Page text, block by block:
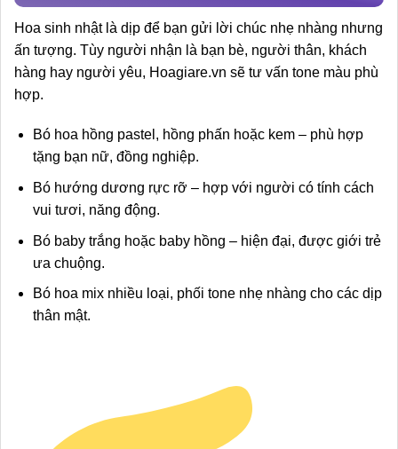
Hoa sinh nhật là dịp để bạn gửi lời chúc nhẹ nhàng nhưng
ấn tượng. Tùy người nhận là bạn bè, người thân, khách
hàng hay người yêu, Hoagiare.vn sẽ tư vấn tone màu phù
hợp.
Bó hoa hồng pastel, hồng phấn hoặc kem – phù hợp
tặng bạn nữ, đồng nghiệp.
Bó hướng dương rực rỡ – hợp với người có tính cách
vui tươi, năng động.
Bó baby trắng hoặc baby hồng – hiện đại, được giới trẻ
ưa chuộng.
Bó hoa mix nhiều loại, phối tone nhẹ nhàng cho các dịp
thân mật.